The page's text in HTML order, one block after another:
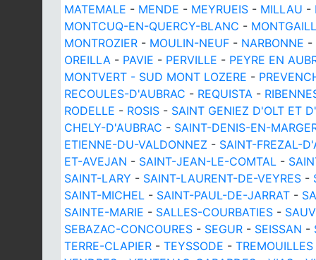
MATEMALE - MENDE - MEYRUEIS - MILLAU -
MONTCUQ-EN-QUERCY-BLANC -
MONTROZIER - MOULIN-NEUF - NARBONNE -
OREILLA - PAVIE - PERVILLE - PEYRE EN
MONTVERT - SUD MONT LOZERE -
RECOULES-D'AUBRAC - REQUISTA -
RODELLE - ROSIS - SAINT GENIEZ D'OLT ET
CHELY-D'AUBRAC - SAINT-DENIS-EN-
ETIENNE-DU-VALDONNEZ - SAINT-FREZAL-
ET-AVEJAN - SAINT-JEAN-LE-COMTAL -
SAINT-LARY - SAINT-LAURENT-DE-VEYRES -
SAINT-MICHEL - SAINT-PAUL-DE-JARRAT -
SAINTE-MARIE - SALLES-COURBATIES -
SEBAZAC-CONCOURES - SEGUR - SEISSAN -
TERRE-CLAPIER - TEYSSODE - TREMOUILLES